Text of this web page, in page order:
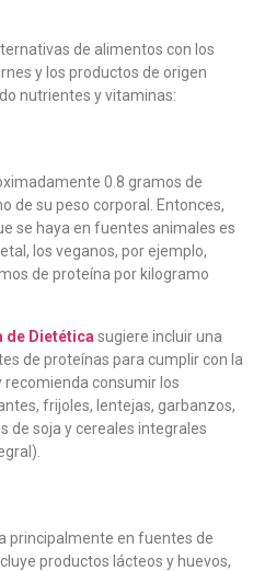
de alimentos con los
y los productos de origen
nutrientes y vitaminas:
0.8 gramos de
de su peso corporal. Entonces,
se haya en fuentes animales es
los veganos, por ejemplo,
de proteína por kilogramo
de Dietética sugiere incluir una
de proteínas para cumplir con la
recomienda consumir los
frijoles, lentejas, garbanzos,
de soja y cereales integrales
principalmente en fuentes de
productos lácteos y huevos,